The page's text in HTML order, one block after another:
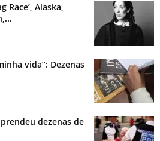
Race’, Alaska,
vida”: Dezenas
dezenas de